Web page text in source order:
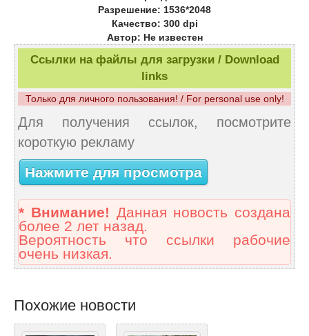
Разрешение: 1536*2048
Качество: 300 dpi
Автор: Не известен
Ссылки на файлы для загрузки / Download
links
Только для личного пользования! / For personal use only!
Для получения ссылок, посмотрите
короткую рекламу
Нажмите для просмотра
* Внимание! Данная новость создана
более 2 лет назад.
Вероятность что ссылки рабочие
очень низкая.
Похожие новости